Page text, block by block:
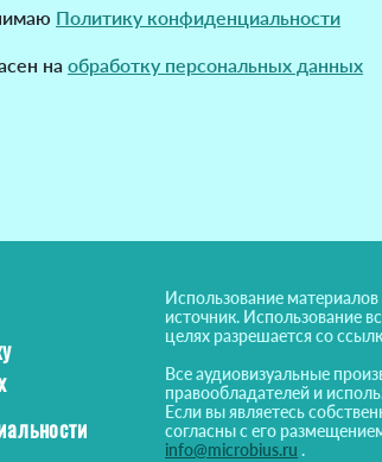
Политику конфиденциальности
на обработку персональных данных
Использование
источник. Использование
целях разрешается со
Все аудиовизуальные
правообладателей и
Если вы являетесь
согласны с его
info@microbius.ru .